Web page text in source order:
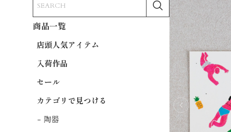
商品一覧
店頭人気アイテム
入荷作品
セール
カテゴリで見つける
陶器